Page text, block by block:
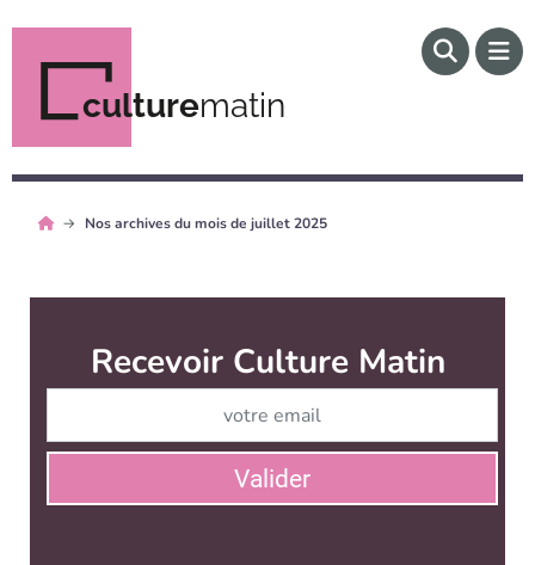
culturematin
Nos archives du mois de juillet 2025
Recevoir Culture Matin
Valider